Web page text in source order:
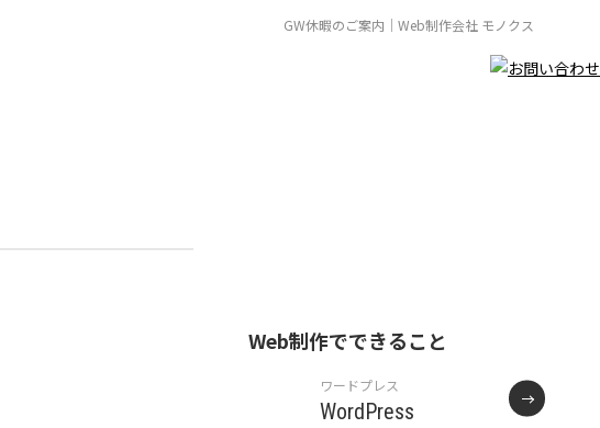
GW休暇のご案内｜Web制作会社 モノクス
Web制作でできること
ワードプレス
WordPress